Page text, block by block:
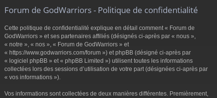
s
Forum de GodWarriors - Politique de confidentialité
Cette politique de confidentialité explique en détail comment « Forum de
GodWarriors » et ses partenaires affiliés (désignés ci-après par « nous »,
« notre », « nos », « Forum de GodWarriors » et
« https://www.godwarriors.com/forum ») et phpBB (désigné ci-après par
« logiciel phpBB » et « phpBB Limited ») utilisent toutes les informations
collectées lors des sessions d’utilisation de votre part (désignées ci-après par
« vos informations »).
Vos informations sont collectées de deux manières différentes. Premièrement,